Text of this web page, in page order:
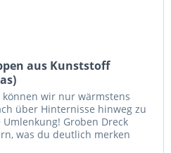
aus Kunststoff
wir nur wärmstens
über Hinternisse hinweg zu
Groben Dreck
was du deutlich merken